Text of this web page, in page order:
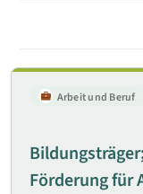
Arbeit und Beruf
Förderung für